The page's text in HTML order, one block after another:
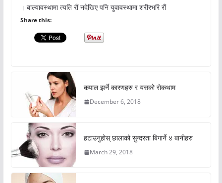
। बाल्यावस्थामा त्यति रौं नदेखिए पनि युवावस्थामा शरीरभरि रौं
Share this:
कपाल झर्ने कारणहरु र यसको रोकथाम
December 6, 2018
हटाउनुहोस् छालाको सुन्दरता बिगार्ने ४ बानीहरु
March 29, 2018